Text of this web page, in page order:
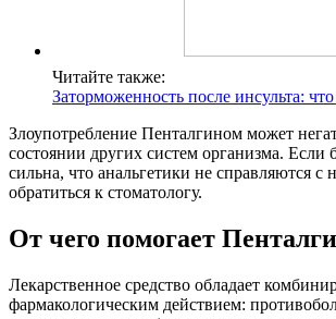
Читайте также:
Заторможенность после инсульта: что
Злоупотребление Пенталгином может
состоянии других систем организма. Если
сильна, что анальгетики не справляются с
обратиться к стоматологу.
От чего помогает
Лекарственное средство обладает
фармакологическим действием: